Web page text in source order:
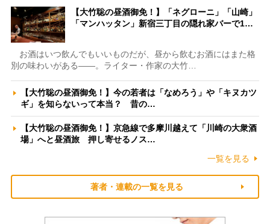
【大竹聡の昼酒御免！】「ネグローニ」「山崎」
「マンハッタン」新宿三丁目の隠れ家バーで1…
お酒はいつ飲んでもいいものだが、昼から飲むお酒にはまた格
別の味わいがある――。ライター・作家の大竹…
【大竹聡の昼酒御免！】今の若者は「なめろう」や「キヌカツ
ギ」を知らないって本当？ 昔の…
【大竹聡の昼酒御免！】京急線で多摩川越えて「川崎の大衆酒
場」へと昼酒旅 押し寄せるノス…
一覧を見る
著者・連載の一覧を見る